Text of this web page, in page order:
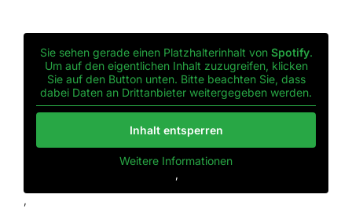
Sie sehen gerade einen Platzhalterinhalt von Spotify.
Um auf den eigentlichen Inhalt zuzugreifen, klicken
Sie auf den Button unten. Bitte beachten Sie, dass
dabei Daten an Drittanbieter weitergegeben werden.
Inhalt entsperren
Weitere Informationen
‚
‚